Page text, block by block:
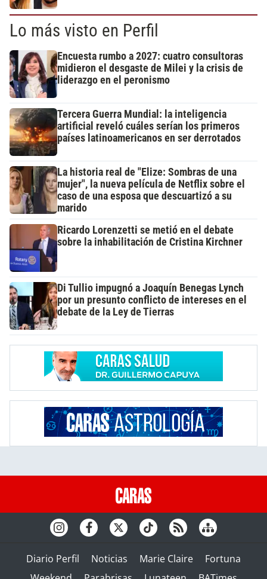
Lo más visto en Perfil
Encuesta rumbo a 2027: cuatro consultoras
midieron el desgaste de Milei y la crisis de
liderazgo en el peronismo
Tercera Guerra Mundial: la inteligencia
artificial reveló cuáles serían los primeros
países latinoamericanos en ser derrotados
La historia real de "Elize: Sombras de una
mujer", la nueva película de Netflix sobre el
caso de una esposa que descuartizó a su
marido
Ricardo Lorenzetti se metió en el debate
sobre la inhabilitación de Cristina Kirchner
Di Tullio impugnó a Joaquín Benegas Lynch
por un presunto conflicto de intereses en el
debate de la Ley de Tierras
Diario Perfil Noticias Marie Claire
Fortuna